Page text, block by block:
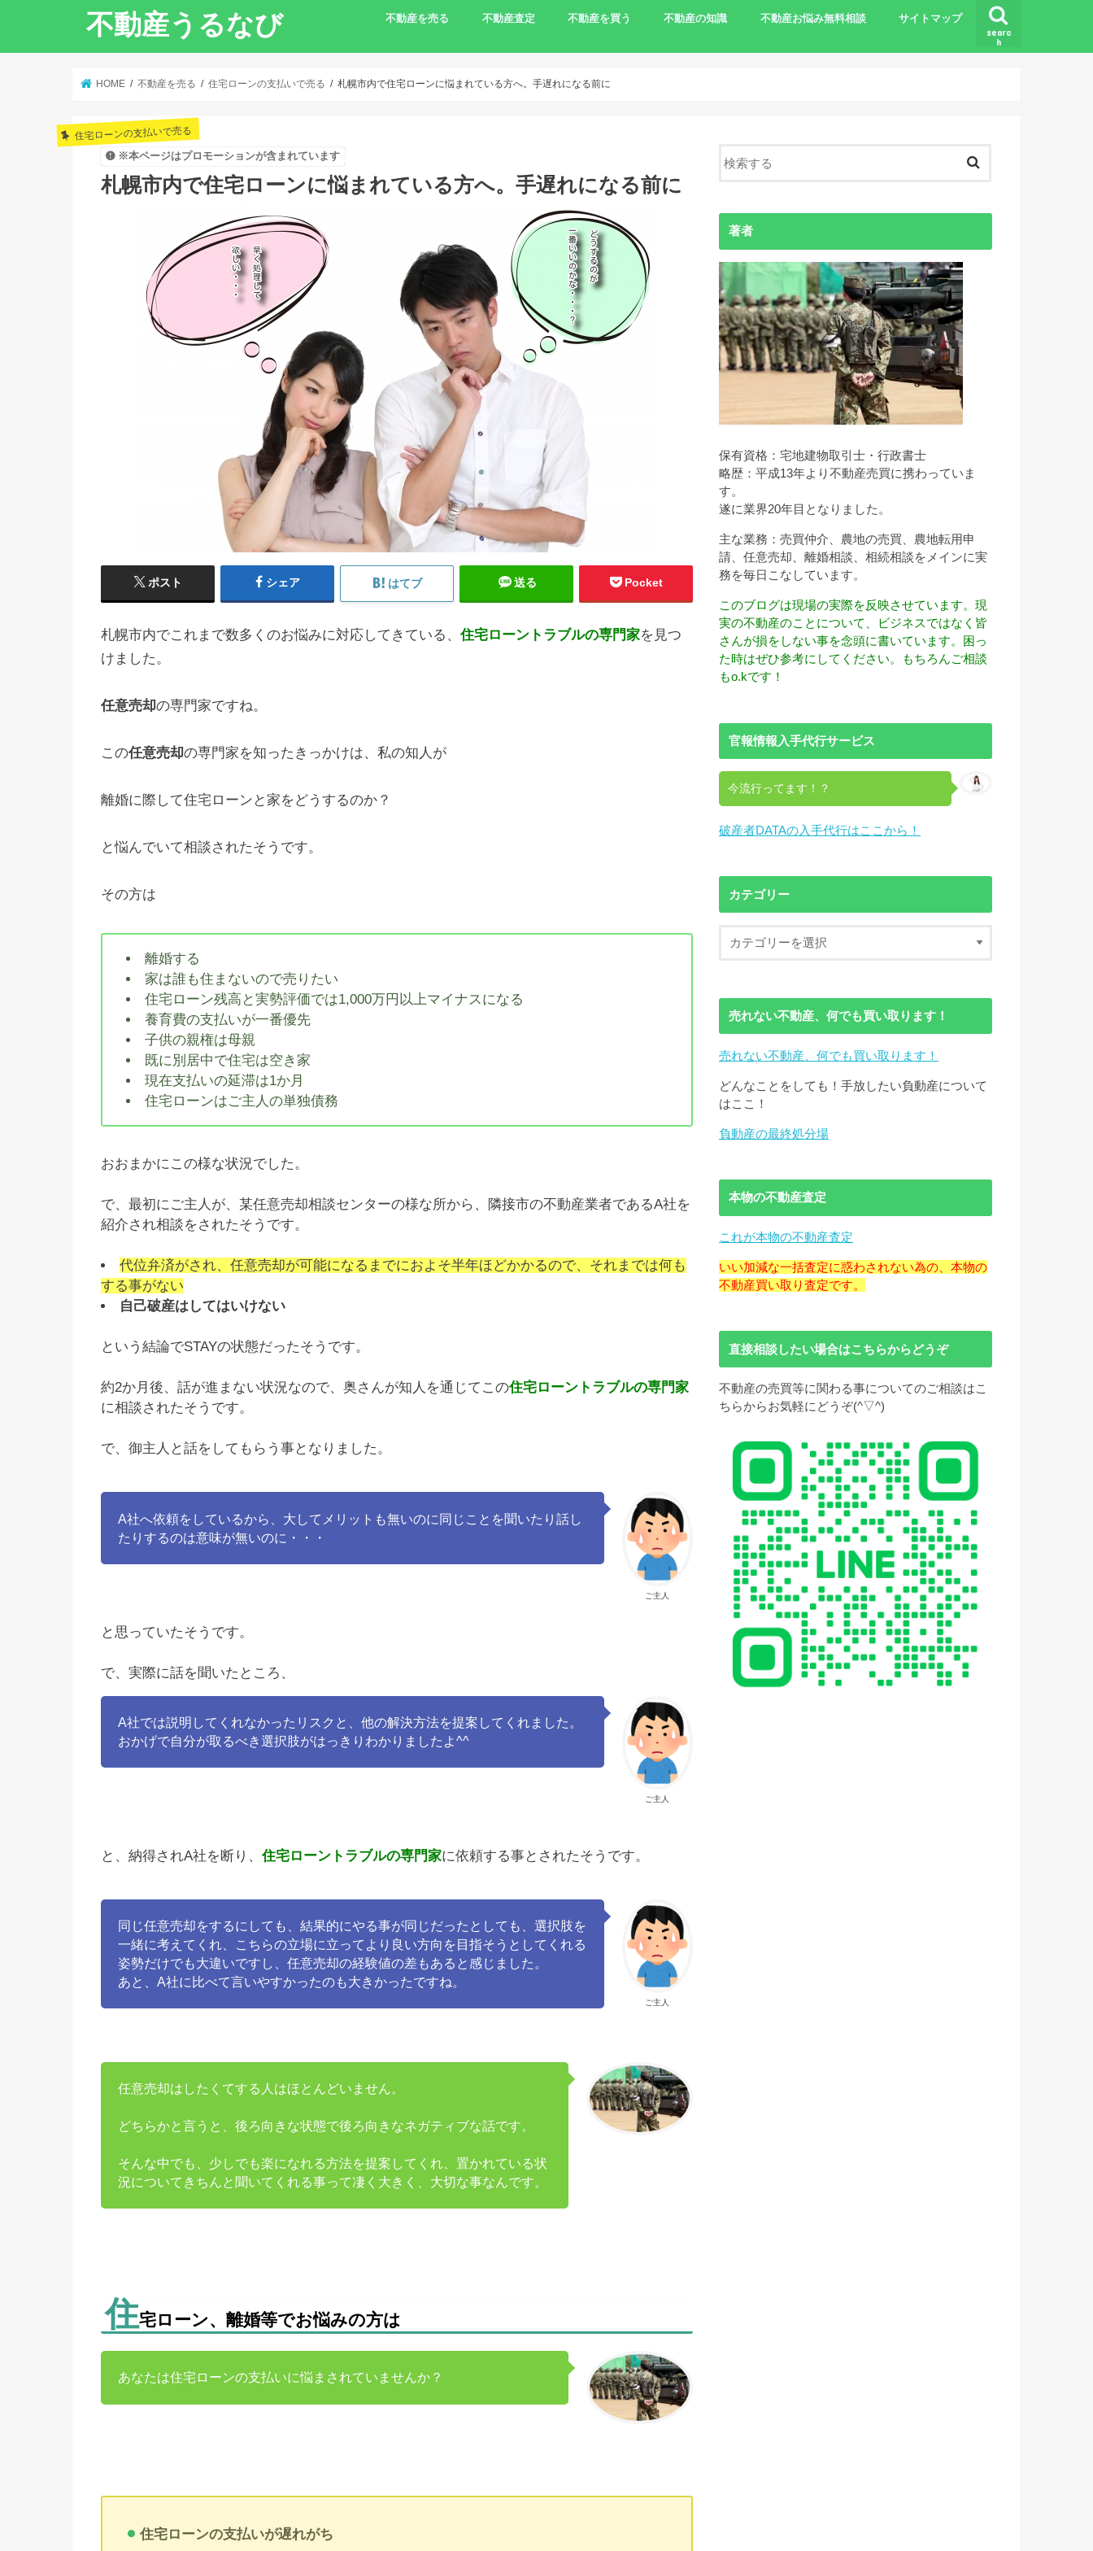
不動産うるなび
searc
h
不動産を売る
家を売りたい
相続で売る
離婚で家を売る
住宅ローンの支払いで売る
土地を売りたい
農地の売却
負動産
不動産査定
一括査定サイト
不動産を買う
農地を買う
不動産の知識
不動産売却の基礎知識
不動産お悩み無料相談 サイトマップ
HOME 不動産を売る 住宅ローンの支払いで売る 札幌市内で住宅ローンに悩まれている方へ。手遅れになる前に
住宅ローンの支払いで売る
※本ページはプロモーションが含まれています
札幌市内で住宅ローンに悩まれている方へ。手遅れになる前に
ポスト シェア はてブ 送る Pocket
札幌市内でこれまで数多くのお悩みに対応してきている、住宅ローントラブルの専門家を見つ
けました。
任意売却の専門家ですね。
この任意売却の専門家を知ったきっかけは、私の知人が
離婚に際して住宅ローンと家をどうするのか？
と悩んでいて相談されたそうです。
その方は
離婚する
家は誰も住まないので売りたい
住宅ローン残高と実勢評価では1,000万円以上マイナスになる
養育費の支払いが一番優先
子供の親権は母親
既に別居中で住宅は空き家
現在支払いの延滞は1か月
住宅ローンはご主人の単独債務
おおまかにこの様な状況でした。
で、最初にご主人が、某任意売却相談センターの様な所から、隣接市の不動産業者であるA社を
紹介され相談をされたそうです。
代位弁済がされ、任意売却が可能になるまでにおよそ半年ほどかかるので、それまでは何も
する事がない
自己破産はしてはいけない
という結論でSTAYの状態だったそうです。
約2か月後、話が進まない状況なので、奥さんが知人を通じてこの住宅ローントラブルの専門家
に相談されたそうです。
で、御主人と話をしてもらう事となりました。
ご主人
A社へ依頼をしているから、大してメリットも無いのに同じことを聞いたり話し
たりするのは意味が無いのに・・・
と思っていたそうです。
で、実際に話を聞いたところ、
ご主人
A社では説明してくれなかったリスクと、他の解決方法を提案してくれました。
おかげで自分が取るべき選択肢がはっきりわかりましたよ^^
と、納得されA社を断り、住宅ローントラブルの専門家に依頼する事とされたそうです。
ご主人
同じ任意売却をするにしても、結果的にやる事が同じだったとしても、選択肢を
一緒に考えてくれ、こちらの立場に立ってより良い方向を目指そうとしてくれる
姿勢だけでも大違いですし、任意売却の経験値の差もあると感じました。
あと、A社に比べて言いやすかったのも大きかったですね。
任意売却はしたくてする人はほとんどいません。
どちらかと言うと、後ろ向きな状態で後ろ向きなネガティブな話です。
そんな中でも、少しでも楽になれる方法を提案してくれ、置かれている状
況についてきちんと聞いてくれる事って凄く大きく、大切な事なんです。
住宅ローン、離婚等でお悩みの方は
あなたは住宅ローンの支払いに悩まされていませんか？
住宅ローンの支払いが遅れがち
著者
保有資格：宅地建物取引士・行政書士
略歴：平成13年より不動産売買に携わっていま
す。
遂に業界20年目となりました。
主な業務：売買仲介、農地の売買、農地転用申
請、任意売却、離婚相談、相続相談をメインに実
務を毎日こなしています。
このブログは現場の実際を反映させています。現
実の不動産のことについて、ビジネスではなく皆
さんが損をしない事を念頭に書いています。困っ
た時はぜひ参考にしてください。もちろんご相談
もo.kです！
官報情報入手代行サービス
今流行ってます！？
破産者DATAの入手代行はここから！
カテゴリー
売れない不動産、何でも買い取ります！
売れない不動産、何でも買い取ります！
どんなことをしても！手放したい負動産について
はここ！
負動産の最終処分場
本物の不動産査定
これが本物の不動産査定
いい加減な一括査定に惑わされない為の、本物の
不動産買い取り査定です。
直接相談したい場合はこちらからどうぞ
不動産の売買等に関わる事についてのご相談はこ
ちらからお気軽にどうぞ(^▽^)